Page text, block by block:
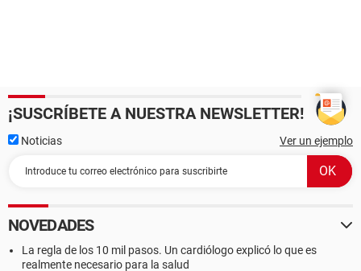
¡SUSCRÍBETE A NUESTRA NEWSLETTER!
Noticias Ver un ejemplo
NOVEDADES
La regla de los 10 mil pasos. Un cardiólogo explicó lo que es
realmente necesario para la salud